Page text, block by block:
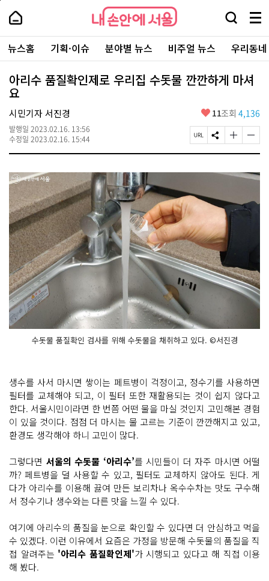
본
로
가
내
손
안
에
서
울
-
서
울
시
대
표
소
통
포
내
손
에
울
검
창
열
기
메
뉴
전
체
보
주
요
서
뉴스홈 기획·이슈 분야별 뉴스 비주얼 뉴스 우리동
아리수 품질확인제로 우리집 수돗물 깐깐하게 마셔
요
시민기자 서진경
발행일 2023.02.16. 13:56
수정일 2023.02.16. 15:44
좋
요
11조회 4,136
페
이
U
복
S
N
공
기
글
자
기
크
변
경
글
자
기
작
변
수돗물 품질확인 검사를 위해 수돗물을 채취하고 있다. ©서진경
생수를 사서 마시면 쌓이는 페트병이 걱정이고, 정수기를 사용하면
필터를 교체해야 되고, 이 필터 또한 재활용되는 것이 쉽지 않다고
한다. 서울시민이라면 한 번쯤 어떤 물을 마실 것인지 고민해본 경험
이 있을 것이다. 점점 더 마시는 물 고르는 기준이 깐깐해지고 있고,
환경도 생각해야 하니 고민이 많다.
그렇다면 서울의 수돗물 ‘아리수’를 시민들이 더 자주 마시면 어떨
까? 페트병을 덜 사용할 수 있고, 필터도 교체하지 않아도 된다. 게
다가 아리수를 이용해 끓여 만든 보리차나 옥수수차는 맛도 구수해
서 정수기나 생수와는 다른 맛을 느낄 수 있다.
여기에 아리수의 품질을 눈으로 확인할 수 있다면 더 안심하고 먹을
수 있겠다. 이런 이유에서 요즘은 가정을 방문해 수돗물의 품질을 직
접 알려주는 '아리수 품질확인제'가 시행되고 있다고 해 직접 이용
해 봤다.
페
상
단
로